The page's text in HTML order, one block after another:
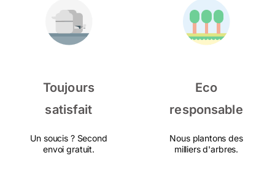
Toujours
satisfait
Un soucis ? Second
envoi gratuit.
Eco
responsable
Nous plantons des
milliers d'arbres.